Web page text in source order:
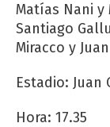
Matías Nani y
Santiago
Miracco y
Estadio: Juan
Hora: 17.35